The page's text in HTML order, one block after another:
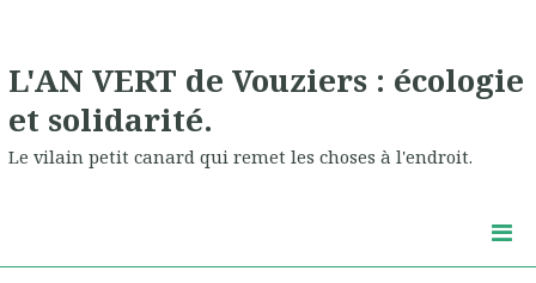
L'AN VERT de Vouziers : écologie
et solidarité.
Le vilain petit canard qui remet les choses à l'endroit.